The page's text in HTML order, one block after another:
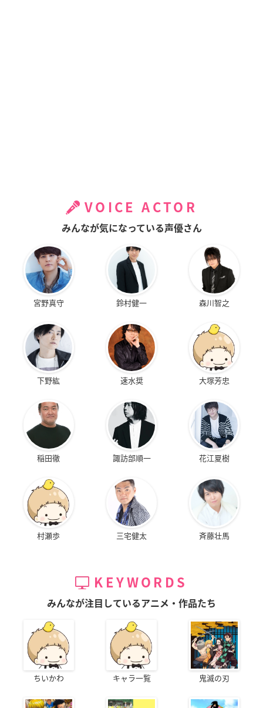
VOICE ACTOR
みんなが気になっている声優さん
宮野真守 鈴村健一 森川智之
下野紘 速水奨 大塚芳忠
稲田徹 諏訪部順一 花江夏樹
村瀬歩 三宅健太 斉藤壮馬
KEYWORDS
みんなが注目しているアニメ・作品たち
ちいかわ キャラ一覧 鬼滅の刃